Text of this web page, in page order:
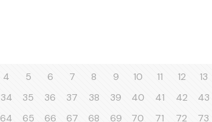
4 5 6 7 8 9 10 11 12 13
34 35 36 37 38 39 40 41 42 43
64 65 66 67 68 69 70 71 72 73